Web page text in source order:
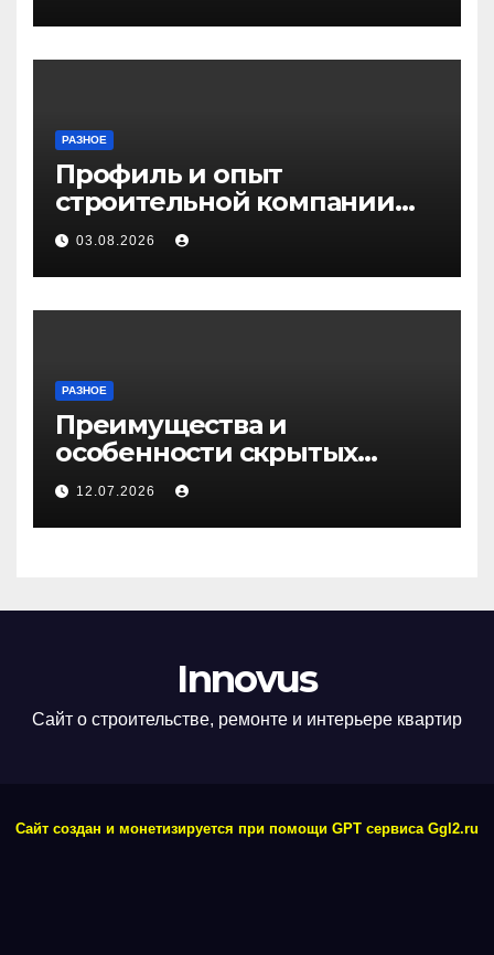
РАЗНОЕ
Профиль и опыт
строительной компании
Медичи
03.08.2026
РАЗНОЕ
Преимущества и
особенности скрытых
дверей
12.07.2026
Innovus
Сайт о строительстве, ремонте и интерьере квартир
Сайт создан и монетизируется при помощи GPT сервиса Ggl2.ru